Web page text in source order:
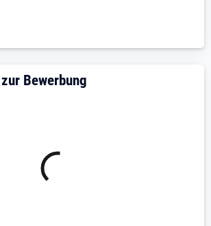
Perspektive in einem stabilen
r Augenoptiker/in oder
in (m/w/d) und arbeiten mit
Ihr Handwerk. Sie beraten individuell,
Bewerbung